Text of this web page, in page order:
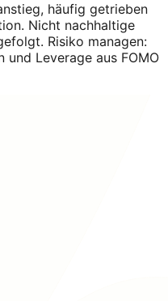
häufig getrieben
Nicht nachhaltige
Risiko managen:
Leverage aus FOMO